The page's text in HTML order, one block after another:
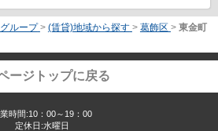
ループ > (賃貸)地域から探す > 葛飾区 > 東金町
ージトップに戻る
時間:10：00～19：00
定休日:水曜日